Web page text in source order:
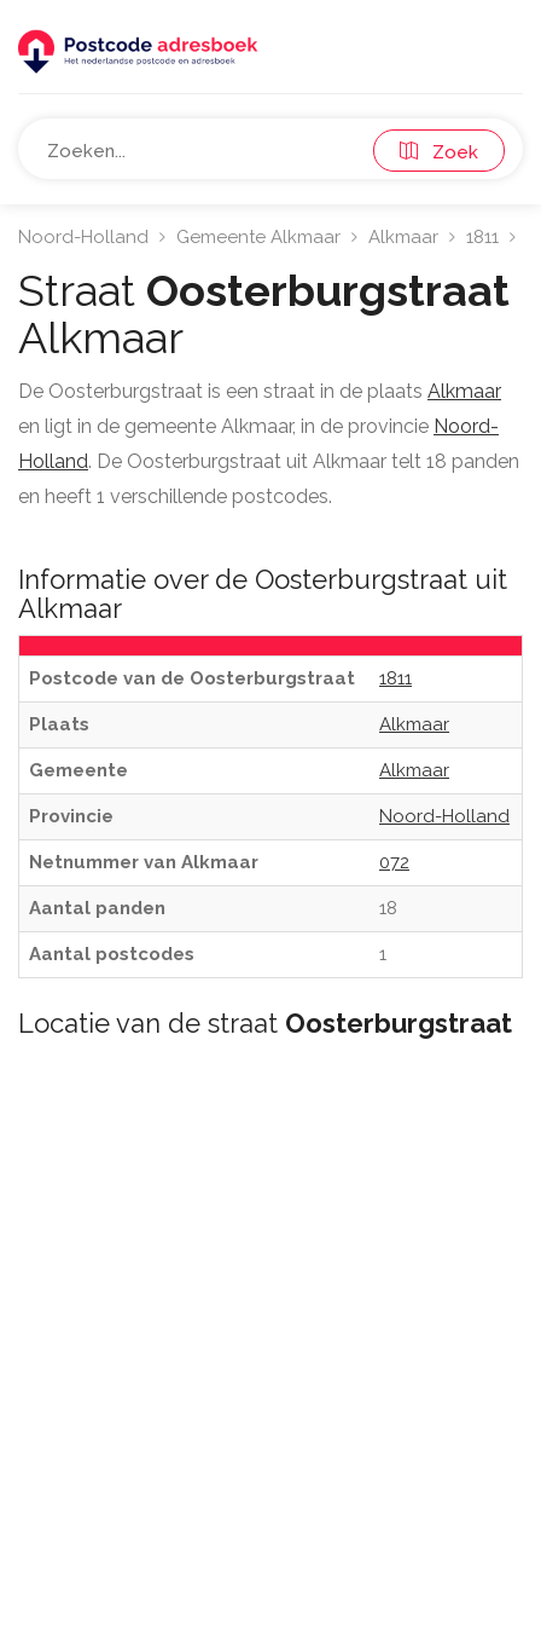
Zoek
Noord-Holland Gemeente Alkmaar Alkmaar 1811
Straat Oosterburgstraat
Alkmaar
De Oosterburgstraat is een straat in de plaats Alkmaar
en ligt in de gemeente Alkmaar, in de provincie Noord-
Holland. De Oosterburgstraat uit Alkmaar telt 18 panden
en heeft 1 verschillende postcodes.
Informatie over de Oosterburgstraat uit
Alkmaar
Postcode van de Oosterburgstraat 1811
Plaats Alkmaar
Gemeente Alkmaar
Provincie Noord-Holland
Netnummer van Alkmaar 072
Aantal panden 18
Aantal postcodes 1
Locatie van de straat Oosterburgstraat